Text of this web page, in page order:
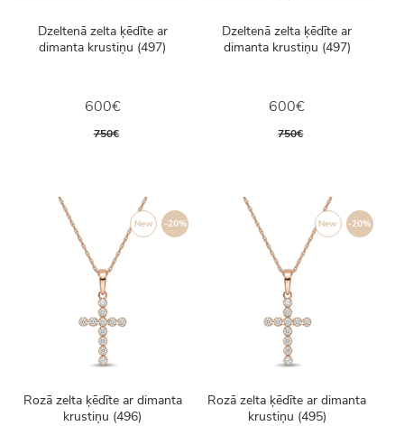
Dzeltenā zelta ķēdīte ar
dimanta krustiņu (497)
600€
750€
Dzeltenā zelta ķēdīte ar
dimanta krustiņu (497)
600€
750€
-20%
New
Rozā zelta ķēdīte ar dimanta
krustiņu (496)
-20%
New
Rozā zelta ķēdīte ar dimanta
krustiņu (495)